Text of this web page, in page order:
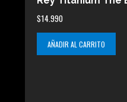
$14.990
AÑADIR AL CARRITO